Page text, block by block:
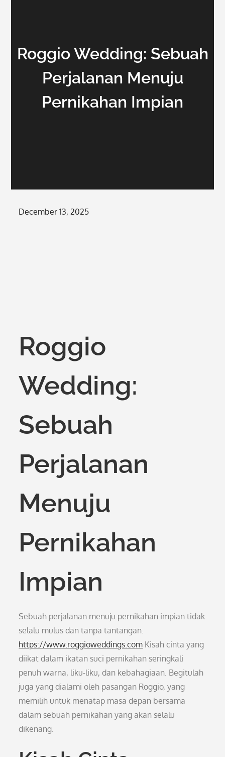
Roggio Wedding: Sebuah
Perjalanan Menuju
Pernikahan Impian
Posted
December 13, 2025
Roggio
Wedding:
Sebuah
Perjalanan
Menuju
Pernikahan
Impian
Sebuah perjalanan menuju pernikahan impian tidak
selalu mulus dan tanpa tantangan.
https://www.roggioweddings.com Kisah cinta yang
diikat dalam ikatan suci pernikahan seringkali
penuh warna, liku-liku, dan kebahagiaan. Begitulah
juga yang dialami oleh pasangan Roggio, yang
memilih untuk menatap masa depan bersama
dalam sebuah pernikahan yang akan selalu
dikenang.